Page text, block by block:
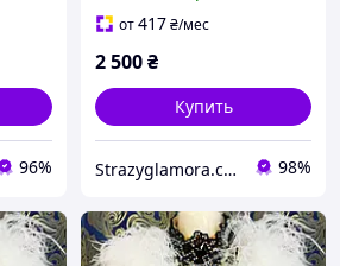
96%
от417₴/мес
2 500₴
Купить
Strazyglamora.com.ua 98%